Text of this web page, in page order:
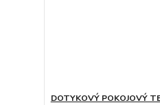
DOTYKOVÝ POKOJOVÝ